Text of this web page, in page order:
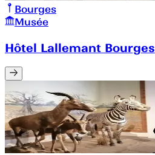
Bourges
Musée
Hôtel Lallemant Bourges